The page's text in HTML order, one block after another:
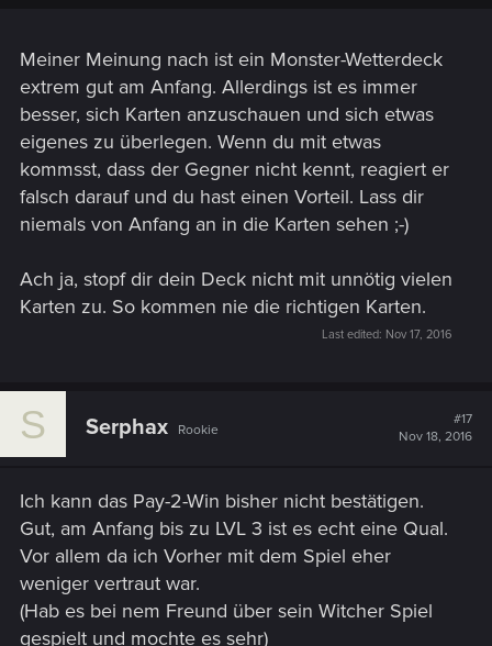
Meiner Meinung nach ist ein Monster-Wetterdeck
extrem gut am Anfang. Allerdings ist es immer
besser, sich Karten anzuschauen und sich etwas
eigenes zu überlegen. Wenn du mit etwas
kommsst, dass der Gegner nicht kennt, reagiert er
falsch darauf und du hast einen Vorteil. Lass dir
niemals von Anfang an in die Karten sehen ;-)
Ach ja, stopf dir dein Deck nicht mit unnötig vielen
Karten zu. So kommen nie die richtigen Karten.
Last edited: Nov 17, 2016
S Serphax Rookie
#17
Nov 18, 2016
Ich kann das Pay-2-Win bisher nicht bestätigen.
Gut, am Anfang bis zu LVL 3 ist es echt eine Qual.
Vor allem da ich Vorher mit dem Spiel eher
weniger vertraut war.
(Hab es bei nem Freund über sein Witcher Spiel
gespielt und mochte es sehr)